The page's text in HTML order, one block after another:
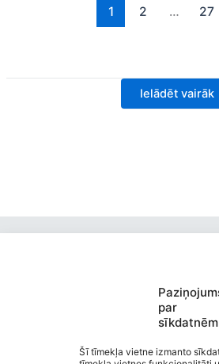
par
sīkdatnēm
Šī tīmekļa vietne izmanto
1 2 … 27
Ielādēt vairāk
Valmieras Pārgaujas